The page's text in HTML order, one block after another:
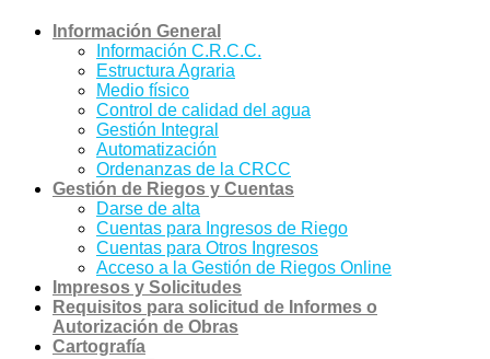
Información General
Información C.R.C.C.
Estructura Agraria
Medio físico
Control de calidad del agua
Gestión Integral
Automatización
Ordenanzas de la CRCC
Gestión de Riegos y Cuentas
Darse de alta
Cuentas para Ingresos de Riego
Cuentas para Otros Ingresos
Acceso a la Gestión de Riegos Online
Impresos y Solicitudes
Requisitos para solicitud de Informes o
Autorización de Obras
Cartografía